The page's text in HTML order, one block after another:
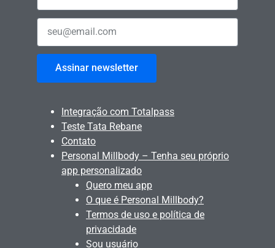
Assinar newsletter
Integração com Totalpass
Teste Tata Rebane
Contato
Personal Millbody – Tenha seu próprio
app personalizado
Quero meu app
O que é Personal Millbody?
Termos de uso e política de
privacidade
Sou usuário